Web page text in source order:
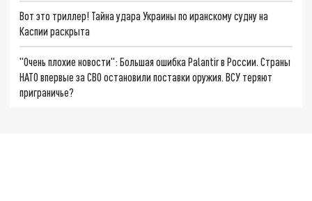
Вот это триллер! Тайна удара Украины по иранскому судну на
Каспии раскрыта
"Очень плохие новости": Большая ошибка Palantir в России. Страны
НАТО впервые за СВО остановили поставки оружия. ВСУ теряют
приграничье?